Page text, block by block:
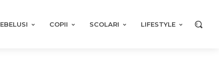
COPII SCOLARI LIFESTYLE